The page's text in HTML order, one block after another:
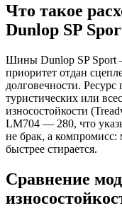
Что такое
Dunlop SP
Шины Dunlop SP Sport
приоритет отдан
долговечности.
туристических или
износостойкости
LM704 — 280, что
не брак, а компромисс:
быстрее стирается.
Сравнение